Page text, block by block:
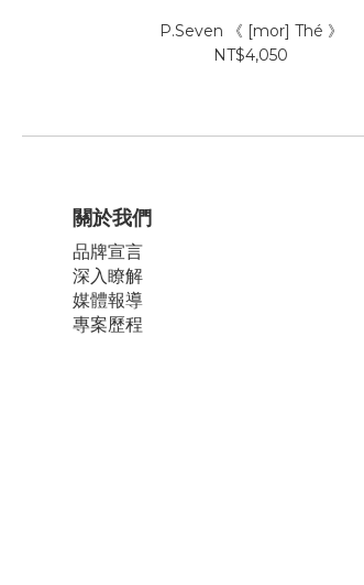
P.Seven 《 [mor] Thé 》
NT$4,050
關於我們
品牌宣言
深入瞭解
媒體報導
專案歷程